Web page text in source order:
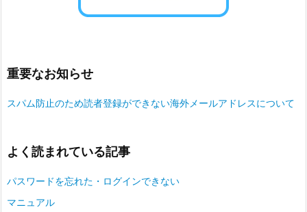
重要なお知らせ
スパム防止のため読者登録ができない海外メールアドレスについて
よく読まれている記事
パスワードを忘れた・ログインできない
マニュアル